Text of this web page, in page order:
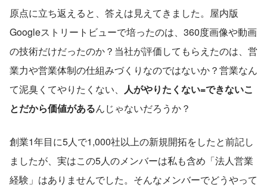
原点に立ち返えると、答えは見えてきました。屋内版
Googleストリートビューで培ったのは、360度画像や動画
の技術だけだったのか？当社が評価してもらえたのは、営
業力や営業体制の仕組みづくりなのではないか？営業なん
て泥臭くてやりたくない、 人がやりたくない=できないこ
とだから価値があるんじゃないだろうか？
創業1年目に5人で1,000社以上の新規開拓をしたと前記し
ましたが、実はこの5人のメンバーは私も含め「法人営業
経験」はありませんでした。そんなメンバーでどうやって